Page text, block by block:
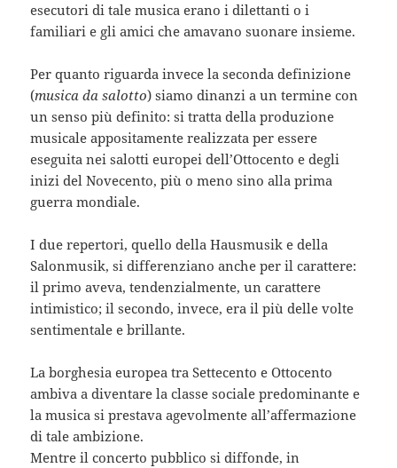
esecutori di tale musica erano i dilettanti o i
familiari e gli amici che amavano suonare insieme.
Per quanto riguarda invece la seconda definizione
(musica da salotto) siamo dinanzi a un termine con
un senso più definito: si tratta della produzione
musicale appositamente realizzata per essere
eseguita nei salotti europei dell’Ottocento e degli
inizi del Novecento, più o meno sino alla prima
guerra mondiale.
I due repertori, quello della Hausmusik e della
Salonmusik, si differenziano anche per il carattere:
il primo aveva, tendenzialmente, un carattere
intimistico; il secondo, invece, era il più delle volte
sentimentale e brillante.
La borghesia europea tra Settecento e Ottocento
ambiva a diventare la classe sociale predominante e
la musica si prestava agevolmente all’affermazione
di tale ambizione.
Mentre il concerto pubblico si diffonde, in